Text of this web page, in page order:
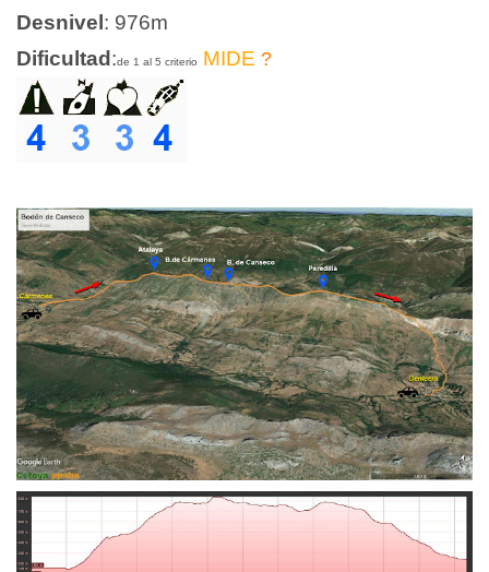
Desnivel : 976m
Dificultad :de 1 al 5 criterio MIDE ?